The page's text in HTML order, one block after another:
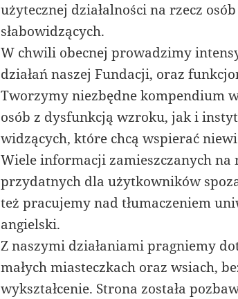
użytecznej działalności na rzecz
słabowidzących.
W chwili obecnej prowadzimy
działań naszej Fundacji, oraz
Tworzymy niezbędne kompendium
osób z dysfunkcją wzroku, jak i
widzących, które chcą wspierać
Wiele informacji zamieszczanych na
przydatnych dla użytkowników
też pracujemy nad tłumaczeniem
angielski.
Z naszymi działaniami pragniemy
małych miasteczkach oraz wsiach,
wykształcenie. Strona została